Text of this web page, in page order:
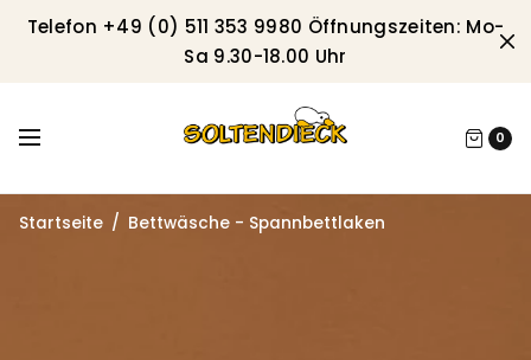
Telefon +49 (0) 511 353 9980 Öffnungszeiten: Mo-
Sa 9.30-18.00 Uhr
0
Startseite / Bettwäsche - Spannbettlaken